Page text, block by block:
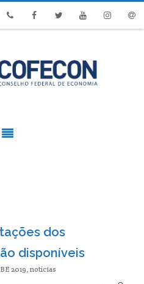
dos
disponíveis
2019, notícias